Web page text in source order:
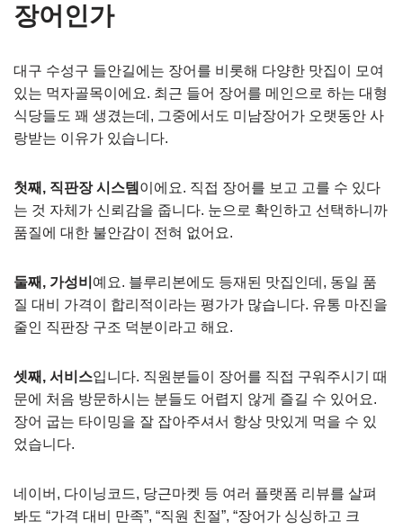
장어인가
대구 수성구 들안길에는 장어를 비롯해 다양한 맛집이 모여
있는 먹자골목이에요. 최근 들어 장어를 메인으로 하는 대형
식당들도 꽤 생겼는데, 그중에서도 미남장어가 오랫동안 사
랑받는 이유가 있습니다.
첫째, 직판장 시스템 이에요. 직접 장어를 보고 고를 수 있다
는 것 자체가 신뢰감을 줍니다. 눈으로 확인하고 선택하니까
품질에 대한 불안감이 전혀 없어요.
둘째, 가성비 예요. 블루리본에도 등재된 맛집인데, 동일 품
질 대비 가격이 합리적이라는 평가가 많습니다. 유통 마진을
줄인 직판장 구조 덕분이라고 해요.
셋째, 서비스입니다. 직원분들이 장어를 직접 구워주시기 때
문에 처음 방문하시는 분들도 어렵지 않게 즐길 수 있어요.
장어 굽는 타이밍을 잘 잡아주셔서 항상 맛있게 먹을 수 있
었습니다.
네이버, 다이닝코드, 당근마켓 등 여러 플랫폼 리뷰를 살펴
봐도 “가격 대비 만족”, “직원 친절”, “장어가 싱싱하고 크